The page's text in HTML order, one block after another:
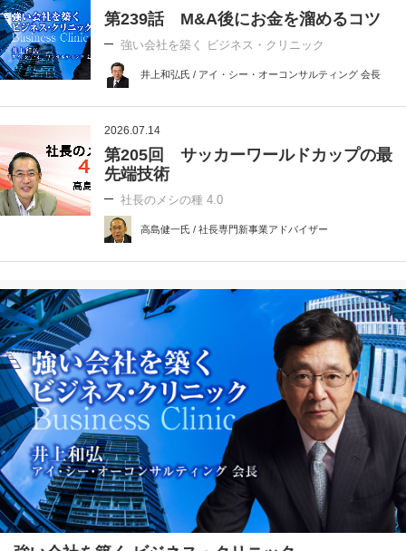
第239話 M&A後にお金を溜めるコツ
強い会社を築く ビジネス・クリニック
井上和弘氏 / アイ・シー・オーコンサルティング 会長
2026.07.14
第205回 サッカーワールドカップの最
先端技術
社長のメシの種 4.0
高島健一氏 / 社長専門新事業アドバイザー